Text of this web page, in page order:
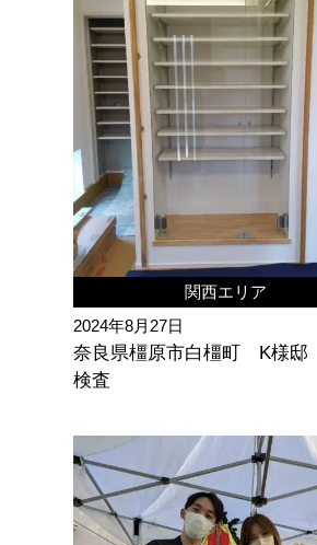
関西エリア
2024年8月27日
奈良県橿原市白橿町 K様
検査